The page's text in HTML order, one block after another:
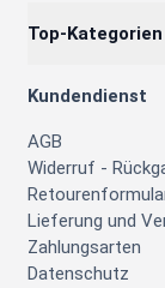
Top-Kategorien
Kundendienst
AGB
Widerruf -
Lieferung und
Zahlungsarten
Datenschutz